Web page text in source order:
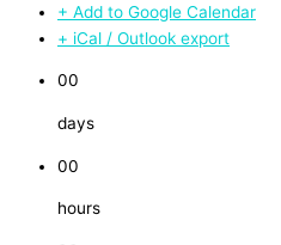
+ Add to Google Calendar
+ iCal / Outlook export
00
days
00
hours